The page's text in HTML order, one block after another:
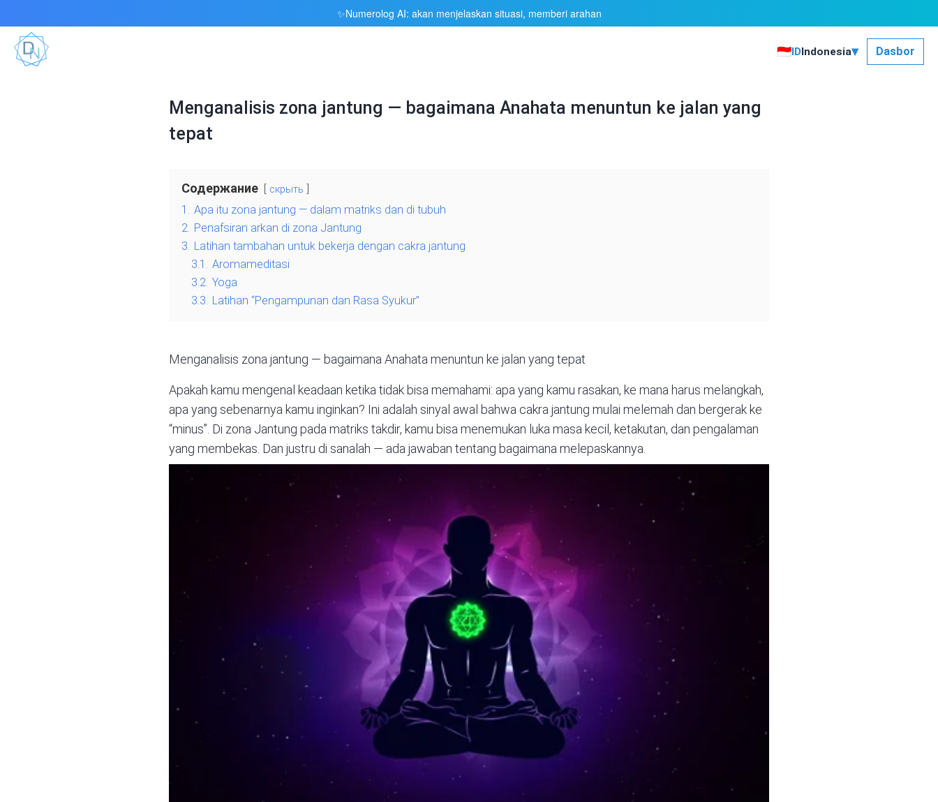
🇮🇩IDIndonesia▾ Dasbor
Menganalisis zona jantung — bagaimana Anahata menuntun ke jalan yang
tepat
Содержание скрыть
1. Apa itu zona jantung — dalam matriks dan di tubuh
2. Penafsiran arkan di zona Jantung
3. Latihan tambahan untuk bekerja dengan cakra jantung
3.1. Aromameditasi
3.2. Yoga
3.3. Latihan “Pengampunan dan Rasa Syukur”
Menganalisis zona jantung — bagaimana Anahata menuntun ke jalan yang tepat
Apakah kamu mengenal keadaan ketika tidak bisa memahami: apa yang kamu rasakan, ke mana harus melangkah,
apa yang sebenarnya kamu inginkan? Ini adalah sinyal awal bahwa cakra jantung mulai melemah dan bergerak ke
“minus”. Di zona Jantung pada matriks takdir, kamu bisa menemukan luka masa kecil, ketakutan, dan pengalaman
yang membekas. Dan justru di sanalah — ada jawaban tentang bagaimana melepaskannya.
✨Numerolog AI: akan menjelaskan situasi, memberi arahan